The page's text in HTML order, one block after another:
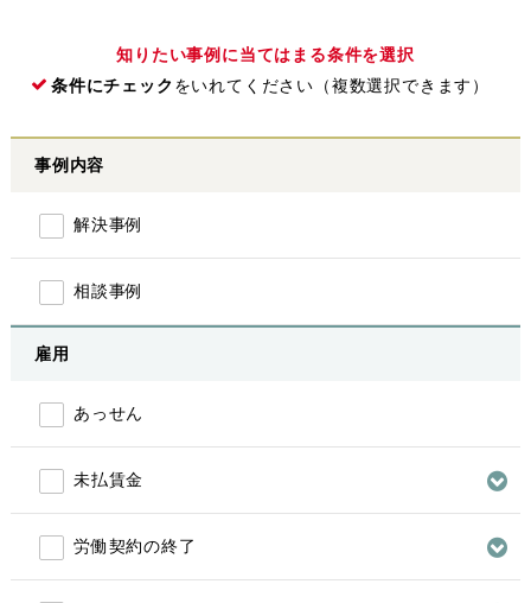
知りたい事例に当てはまる条件を選択
条件にチェック をいれてください（複数選択できます）
事例内容
解決事例
相談事例
雇用
あっせん
未払賃金
労働契約の終了